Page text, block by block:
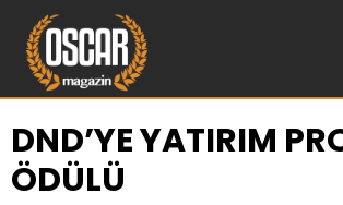
DND’YE YATIRIM
ÖDÜLÜ